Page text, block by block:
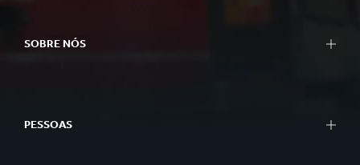
Histórias de Sucesso
Better Planet Packaging
SOBRE NÓS
PESSOAS